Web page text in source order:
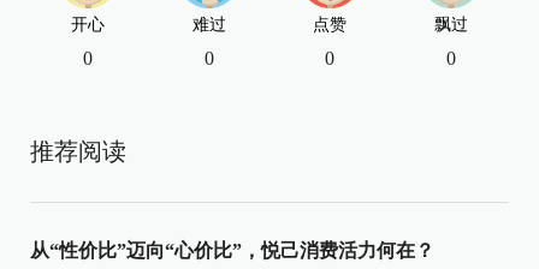
开心
0
难过
0
点赞
0
飘过
0
推荐阅读
从“性价比”迈向“心价比”，悦己消费活力何在？